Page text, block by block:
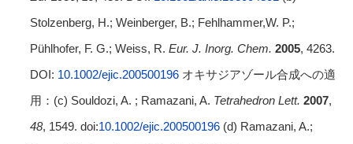
Stolzenberg, H.; Weinberger, B.; Fehlhammer,W. P.;
Pühlhofer, F. G.; Weiss, R. Eur. J. Inorg. Chem. 2005, 4263.
DOI: 10.1002/ejic.200500196オキサジアゾール合成への適
用：(c) Souldozi, A. ; Ramazani, A. Tetrahedron Lett. 2007,
48, 1549. doi:10.1002/ejic.200500196(d) Ramazani, A.;